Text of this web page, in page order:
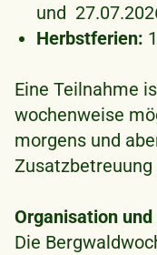
und
Herbstferien:
Eine Teilnahme
wochenweise
morgens und
Organisation
Die